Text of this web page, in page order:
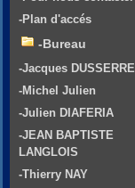
-Plan d'accés
-Bureau
-Jacques DUSSERRE
-Michel Julien
-Julien DIAFERIA
-JEAN BAPTISTE
LANGLOIS
-Thierry NAY